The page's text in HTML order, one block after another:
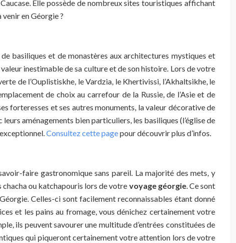
Elle possède de nombreux sites touristiques affichant
en Géorgie ?
basiliques et de monastères aux architectures mystiques et
inestimable de sa culture et de son histoire. Lors de votre
de l’Ouplistiskhe, le Vardzia, le Khertivissi, l’Akhaltsikhe, le
de choix au carrefour de la Russie, de l’Asie et de
forteresses et ses autres monuments, la valeur décorative de
aménagements bien particuliers, les basiliques (l’église de
Consultez cette pagepour découvrir plus d’infos.
faire gastronomique sans pareil. La majorité des mets, y
chacha ou katchapouris lors de votre voyage géorgie. Ce sont
Celles-ci sont facilement reconnaissables étant donné
et les pains au fromage, vous dénichez certainement votre
ils peuvent savourer une multitude d’entrées constituées de
qui piqueront certainement votre attention lors de votre